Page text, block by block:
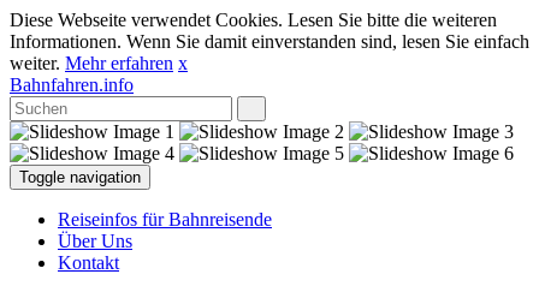
Diese Webseite verwendet Cookies. Lesen Sie bitte die weiteren
Informationen. Wenn Sie damit einverstanden sind, lesen Sie einfach
weiter. Mehr erfahren x
Bahnfahren.info
Toggle navigation
Reiseinfos für Bahnreisende
Über Uns
Kontakt